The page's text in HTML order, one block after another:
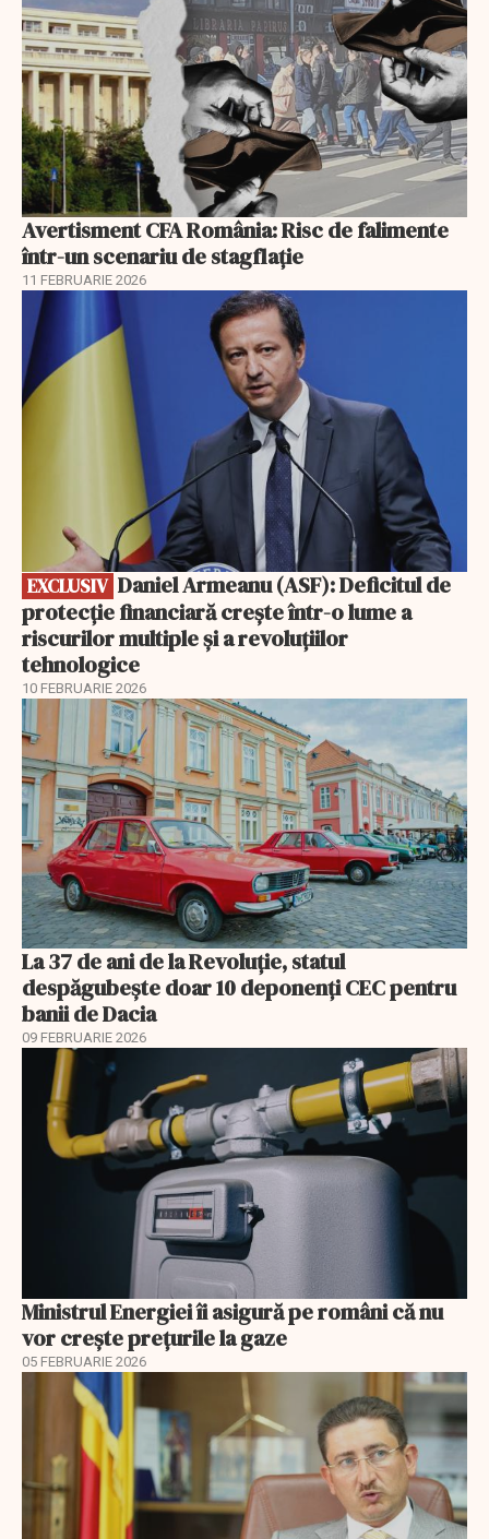
Avertisment CFA România: Risc de falimente
într-un scenariu de stagflație
11 FEBRUARIE 2026
EXCLUSIV
EXCLUSIV
protecție financiară crește într-o lume a
riscurilor multiple și a revoluțiilor
tehnologice
10 FEBRUARIE 2026
La 37 de ani de la Revoluție, statul
despăgubește doar 10 deponenți CEC pentru
banii de Dacia
09 FEBRUARIE 2026
Ministrul Energiei îi asigură pe români că nu
vor creşte preţurile la gaze
05 FEBRUARIE 2026